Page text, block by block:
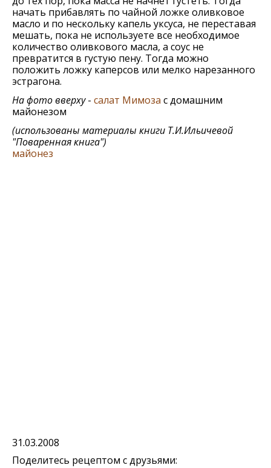
начать прибавлять по чайной ложке оливковое
масло и по нескольку капель уксуса, не переставая
мешать, пока не используете все необходимое
количество оливкового масла, а соус не
превратится в густую пену. Тогда можно
положить ложку каперсов или мелко нарезанного
эстрагона.
На фото вверху- салат Мимоза с домашним
майонезом
(использованы материалы книги Т.И.Ильичевой
"Поваренная книга")
майонез
31.03.2008
Поделитесь рецептом с друзьями: